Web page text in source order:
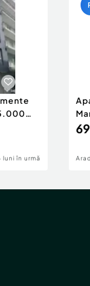
luni în urmă Arad